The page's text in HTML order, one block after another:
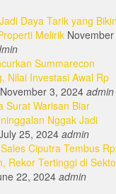
Daya Tarik yang Bikin
Melirik November
Summarecon
Nilai Investasi Awal Rp
November 3, 2024 admin
Surat Warisan Biar
Nggak Jadi
25, 2024 admin
Ciputra Tembus Rp
Rekor Tertinggi di
22, 2024admin